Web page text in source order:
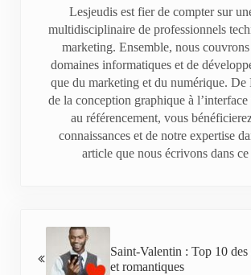
Lesjeudis est fier de compter sur
multidisciplinaire de professionnels
marketing. Ensemble, nous couvrons
domaines informatiques et de
que du marketing et du numérique. De
de la conception graphique à
au référencement, vous
connaissances et de notre expertise
article que nous écrivons dans
Saint-Valentin : Top 10
et romantiques